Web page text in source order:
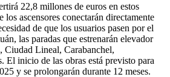
22,8 millones de euros en estos
los ascensores conectarán directamente
de que los usuarios pasen por el
las paradas que estrenarán elevador
Ciudad Lineal, Carabanchel,
El inicio de las obras está previsto para
y se prolongarán durante 12 meses.